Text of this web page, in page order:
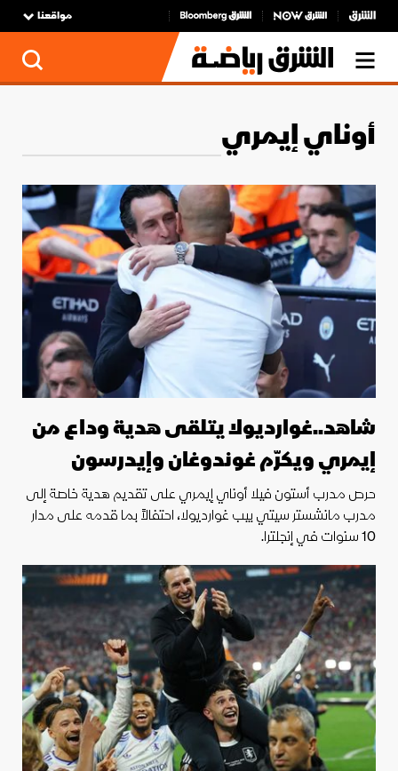
مواقعنا
أوناي إيمري
شاهد..غوارديولا يتلقى هدية وداع من
إيمري ويكرّم غوندوغان وإيدرسون
حرص مدرب أستون فيلا أوناي إيمري على تقديم هدية خاصة إلى
مدرب مانشستر سيتي بيب غوارديولا، احتفالاً بما قدمه على مدار
10 سنوات في إنجلترا.